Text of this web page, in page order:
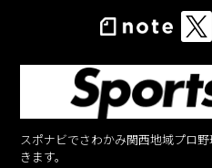
スポナビでさわかみ関西地域プロ
きます。